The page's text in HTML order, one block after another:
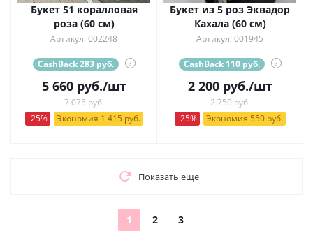
Букет 51 коралловая
роза (60 см)
Артикул: 002248
CashBack 283 руб. ?
5 660руб./шт
7 075 руб.
-25%
Экономия 1 415 руб.
Букет из 5 роз Эквадор
Кахала (60 см)
Артикул: 001945
CashBack 110 руб. ?
2 200руб./шт
2 750 руб.
-25%
Экономия 550 руб.
Показать еще
1 2 3